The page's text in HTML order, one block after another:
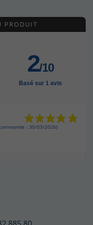
PRODUIT
2/10
Basé sur 1 avis
: 30/03/2026)